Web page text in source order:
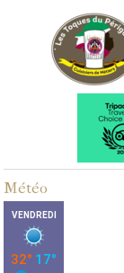
Météo